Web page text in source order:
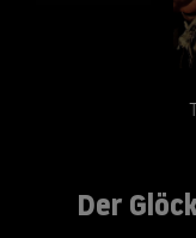
Der